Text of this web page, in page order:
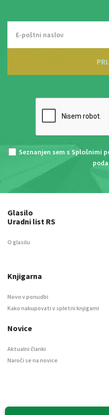
Seznanjen sem s Splošnimi
Glasilo
Uradni list RS
O glasilu
Knjigarna
Novo v ponudbi
Kako nakupovati v spletni knjigarni
Novice
Aktualni članki
Naroči se na novice